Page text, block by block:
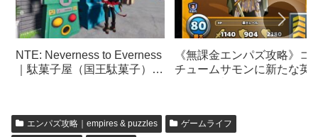
NTE: Neverness to Everness
｜駄菓子屋（国王駄菓子）
《無課金エンパズ攻略》コ
チュームサモンに新たな英
エンパズ攻略｜empires & puzzles
ゲームライフ